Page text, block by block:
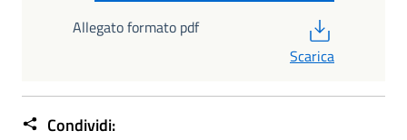
Allegato formato pdf
Scarica
Condividi: